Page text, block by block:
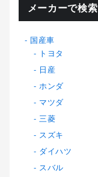
メーカーで検索
国産車
トヨタ
日産
ホンダ
マツダ
三菱
スズキ
ダイハツ
スバル